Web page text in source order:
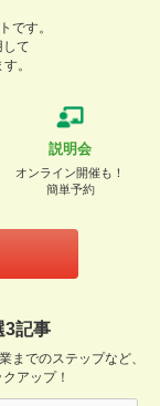
です。
して
。
説明会
オンライン開催も！
簡単予約
3記事
までのステップなど、
アップ！